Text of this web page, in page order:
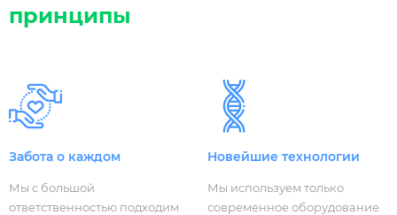
принципы
Забота о каждом
Мы с большой
ответственностью подходим
Новейшие технологии
Мы используем только
современное оборудование